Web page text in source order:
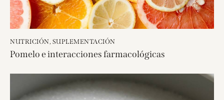
NUTRICIÓN , SUPLEMENTACIÓN
Pomelo e interacciones farmacológicas